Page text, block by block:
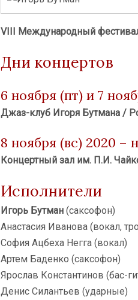
VIII Международный
Дни концертов
6 ноября (пт) и 7
Джаз-клуб Игоря Бутмана /
8 ноября (вс) 2020 –
Концертный зал им. П.И.
Исполнители
Игорь Бутман (саксофон)
Анастасия Иванова (вокал,
София Ацбеха Негга (вокал)
Артем Баденко (саксофон)
Ярослав Константинов (бас-
Денис Силантьев (ударные)